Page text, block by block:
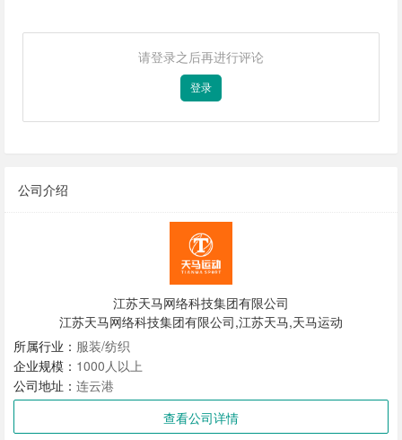
请登录之后再进行评论
登录
公司介绍
江苏天马网络科技集团有限公司
江苏天马网络科技集团有限公司,江苏天马,天马运动
所属行业： 服装/纺织
企业规模： 1000人以上
公司地址： 连云港
查看公司详情